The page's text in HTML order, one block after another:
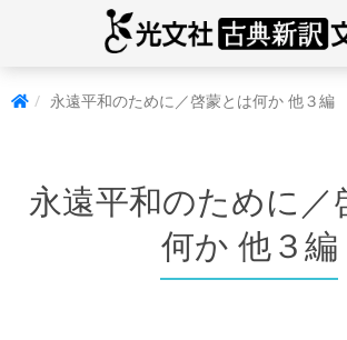
永遠平和のために／啓蒙とは何か 他３編
永遠平和のために／
何か 他３編